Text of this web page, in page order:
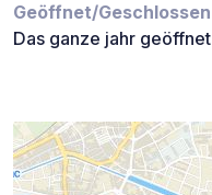
Geöffnet/Geschlossen
Das ganze jahr geöffnet